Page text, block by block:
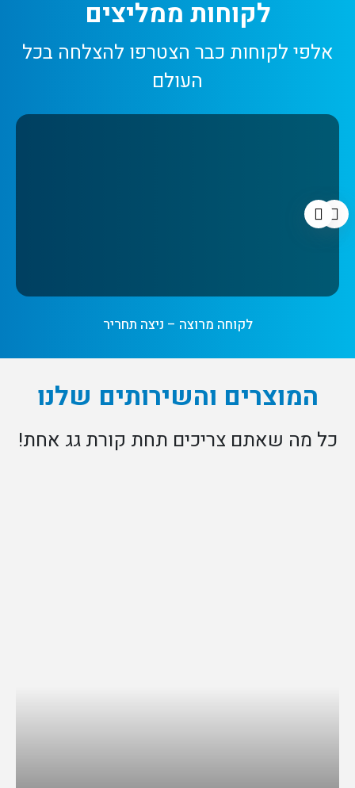
לקוחות ממליצים
אלפי לקוחות כבר הצטרפו להצלחה בכל
העולם
לקוחה ממליצה – קוסמטיקאית עם יותר מ-25 שנות ניסיון
המוצרים והשירותים שלנו
כל מה שאתם צריכים תחת קורת גג אחת!